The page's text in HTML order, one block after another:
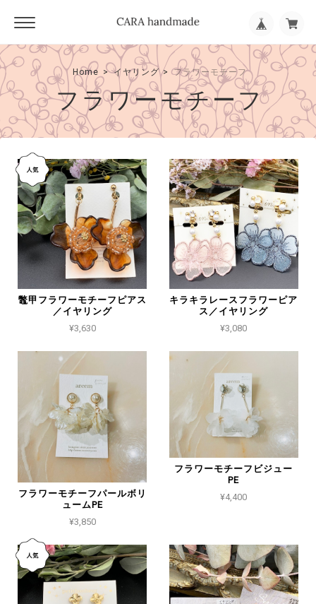
Home イヤリング フラワーモチーフ
フラワーモチーフ
鼈甲フラワーモチーフピアス
／イヤリング
¥3,630
キラキラレースフラワーピア
ス／イヤリング
¥3,080
フラワーモチーフパールボリ
ュームPE
¥3,850
フラワーモチーフビジュー
PE
¥4,400